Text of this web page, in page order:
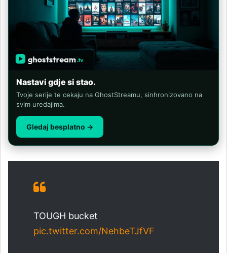
Nastavi gdje si stao.
Tvoje serije te cekaju na GhostStreamu, sinhronizovano na
svim uredajima.
Gledaj besplatno →
TOUGH bucket
pic.twitter.com/NehbeTJfVF